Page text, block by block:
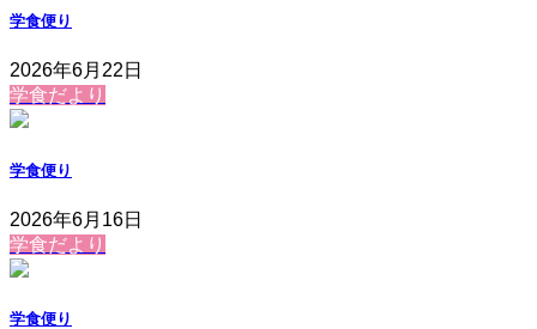
学食便り
2026年6月22日
学食だより
学食便り
2026年6月16日
学食だより
学食便り